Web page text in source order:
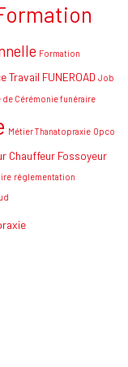
Formation
Travail FUNEROAD Job
de Cérémonie funéraire
Métier Thanatopraxie Opco
Chauffeur Fossoyeur
réglementation